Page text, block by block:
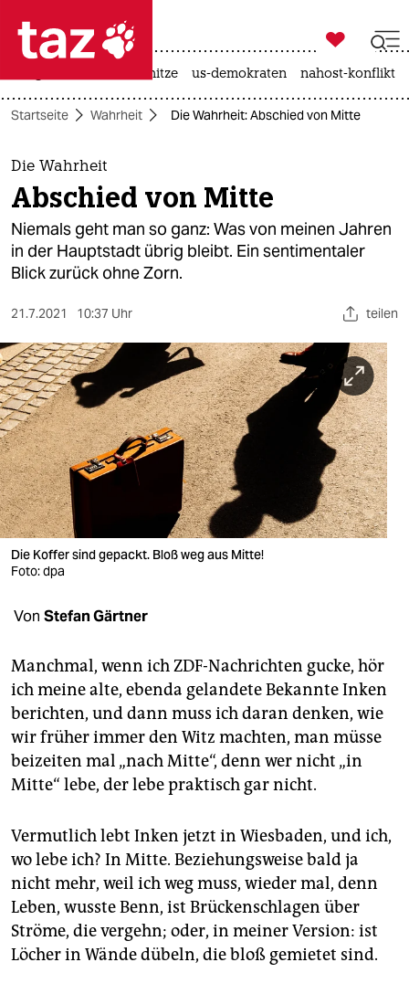
 taz zahl ich
taz zahl ich
themen
politik
öko
sport
berlin
nord
wahrheit
verlag
verlag
veranstaltungen
fragen & hilfe
unterstützen
abo
genossenschaft

taz zahl ich
hitze us-demokraten nahost-konflikt
Startseite Wahrheit Die Wahrheit: Abschied von Mitte
Die Wahrheit
Abschied von Mitte
Niemals geht man so ganz: Was von meinen Jahren
in der Hauptstadt übrig bleibt. Ein sentimentaler
Blick zurück ohne Zorn.
21.7.2021 10:37 Uhr teilen
Die Koffer sind gepackt. Bloß weg aus Mitte!
Foto: dpa
Von Stefan Gärtner
Manchmal, wenn ich ZDF-Nachrichten gucke, hör
ich meine alte, ebenda gelandete Bekannte Inken
berichten, und dann muss ich daran denken, wie
wir früher immer den Witz machten, man müsse
beizeiten mal „nach Mitte“, denn wer nicht „in
Mitte“ lebe, der lebe praktisch gar nicht.
Vermutlich lebt Inken jetzt in Wiesbaden, und ich,
wo lebe ich? In Mitte. Beziehungsweise bald ja
nicht mehr, weil ich weg muss, wieder mal, denn
Leben, wusste Benn, ist Brückenschlagen über
Ströme, die vergehn; oder, in meiner Version: ist
Löcher in Wände dübeln, die bloß gemietet sind.